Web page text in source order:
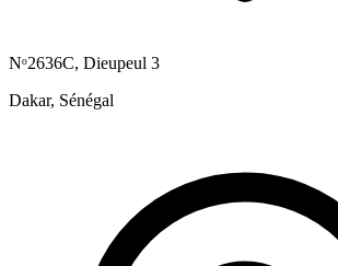
Nᵒ2636C, Dieupeul 3
Dakar, Sénégal